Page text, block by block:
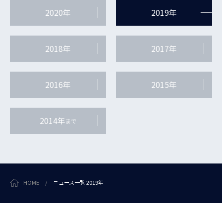
2020年 2019年
2018年 2017年
2016年 2015年
2014年まで
HOME / ニュース一覧 2019年